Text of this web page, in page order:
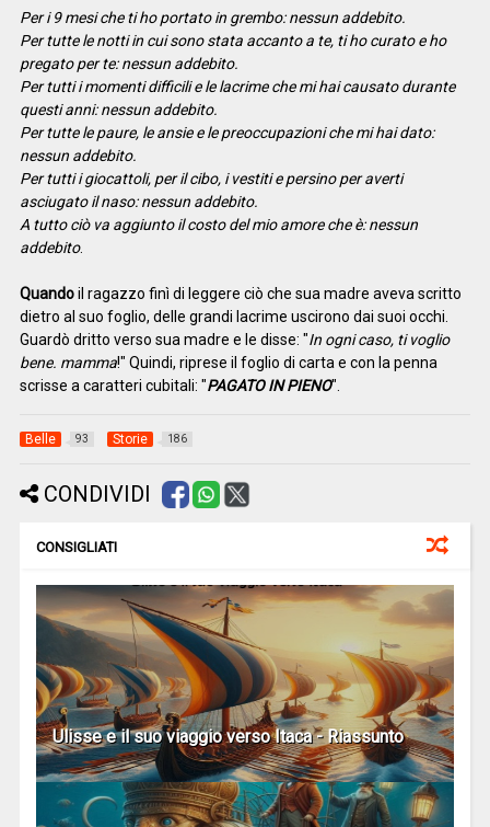
Per i 9 mesi che ti ho portato in grembo: nessun addebito.
Per tutte le notti in cui sono stata accanto a te, ti ho curato e ho
pregato per te: nessun addebito.
Per tutti i momenti difficili e le lacrime che mi hai causato durante
questi anni: nessun addebito.
Per tutte le paure, le ansie e le preoccupazioni che mi hai dato:
nessun addebito.
Per tutti i giocattoli, per il cibo, i vestiti e persino per averti
asciugato il naso: nessun addebito.
A tutto ciò va aggiunto il costo del mio amore che è: nessun
addebito.
Quandoil ragazzo finì di leggere ciò che sua madre aveva scritto
dietro al suo foglio, delle grandi lacrime uscirono dai suoi occhi.
Guardò dritto verso sua madre e le disse: "In ogni caso, ti voglio
bene. mamma!" Quindi, riprese il foglio di carta e con la penna
scrisse a caratteri cubitali: "PAGATO IN PIENO".
Belle 93 Storie 186
CONDIVIDI
CONSIGLIATI
Ulisse e il suo viaggio verso Itaca - Riassunto